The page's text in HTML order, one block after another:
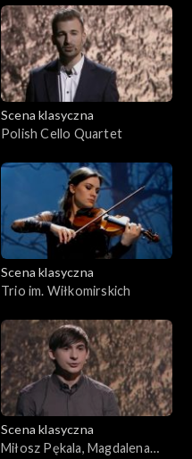
Scena klasyczna
Polish Cello Quartet
Scena klasyczna
Trio im. Wiłkomirskich
Scena klasyczna
Miłosz Pękala, Magdalena